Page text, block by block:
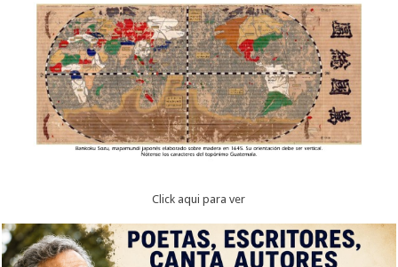
Click aqui para ver